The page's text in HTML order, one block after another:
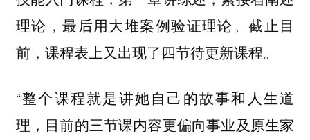
理论，最后用大堆案例验证理论。截止目
前，课程表上又出现了四节待更新课程。
“整个课程就是讲她自己的故事和人生道
理，目前的三节课内容更偏向事业及原生家